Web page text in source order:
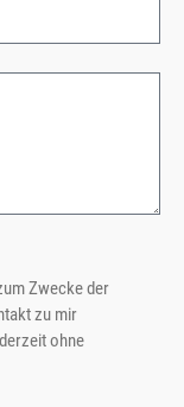
Zwecke der
zu mir
ohne